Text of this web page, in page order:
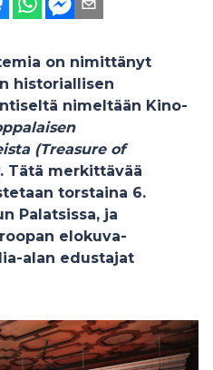
on nimittänyt
historiallisen
nimeltään Kino-
(Treasure of
. Tätä merkittävää
torstaina 6.
Palatsissa, ja
elokuva-
alan edustajat